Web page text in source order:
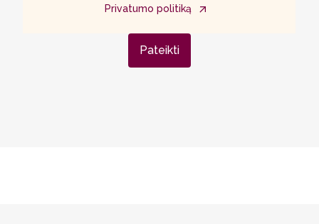
Privatumo politiką
Pateikti